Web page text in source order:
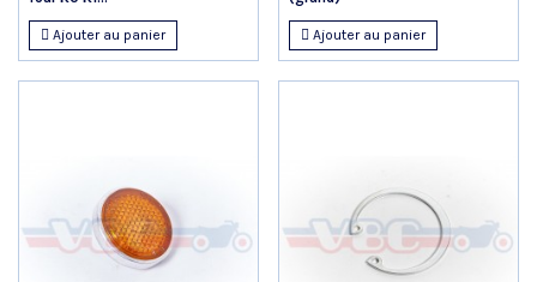
Ajouter au panier Ajouter au panier